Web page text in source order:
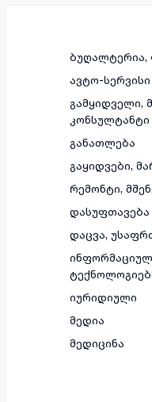
ბუღალტერია,
ავტო-სერვისი
გამყიდველი,
კონსულტანტი
განათლება
გაყიდვები,
რემონტი,
დასუფთავება
დაცვა,
იურიდიული
მედია
მედიცინა